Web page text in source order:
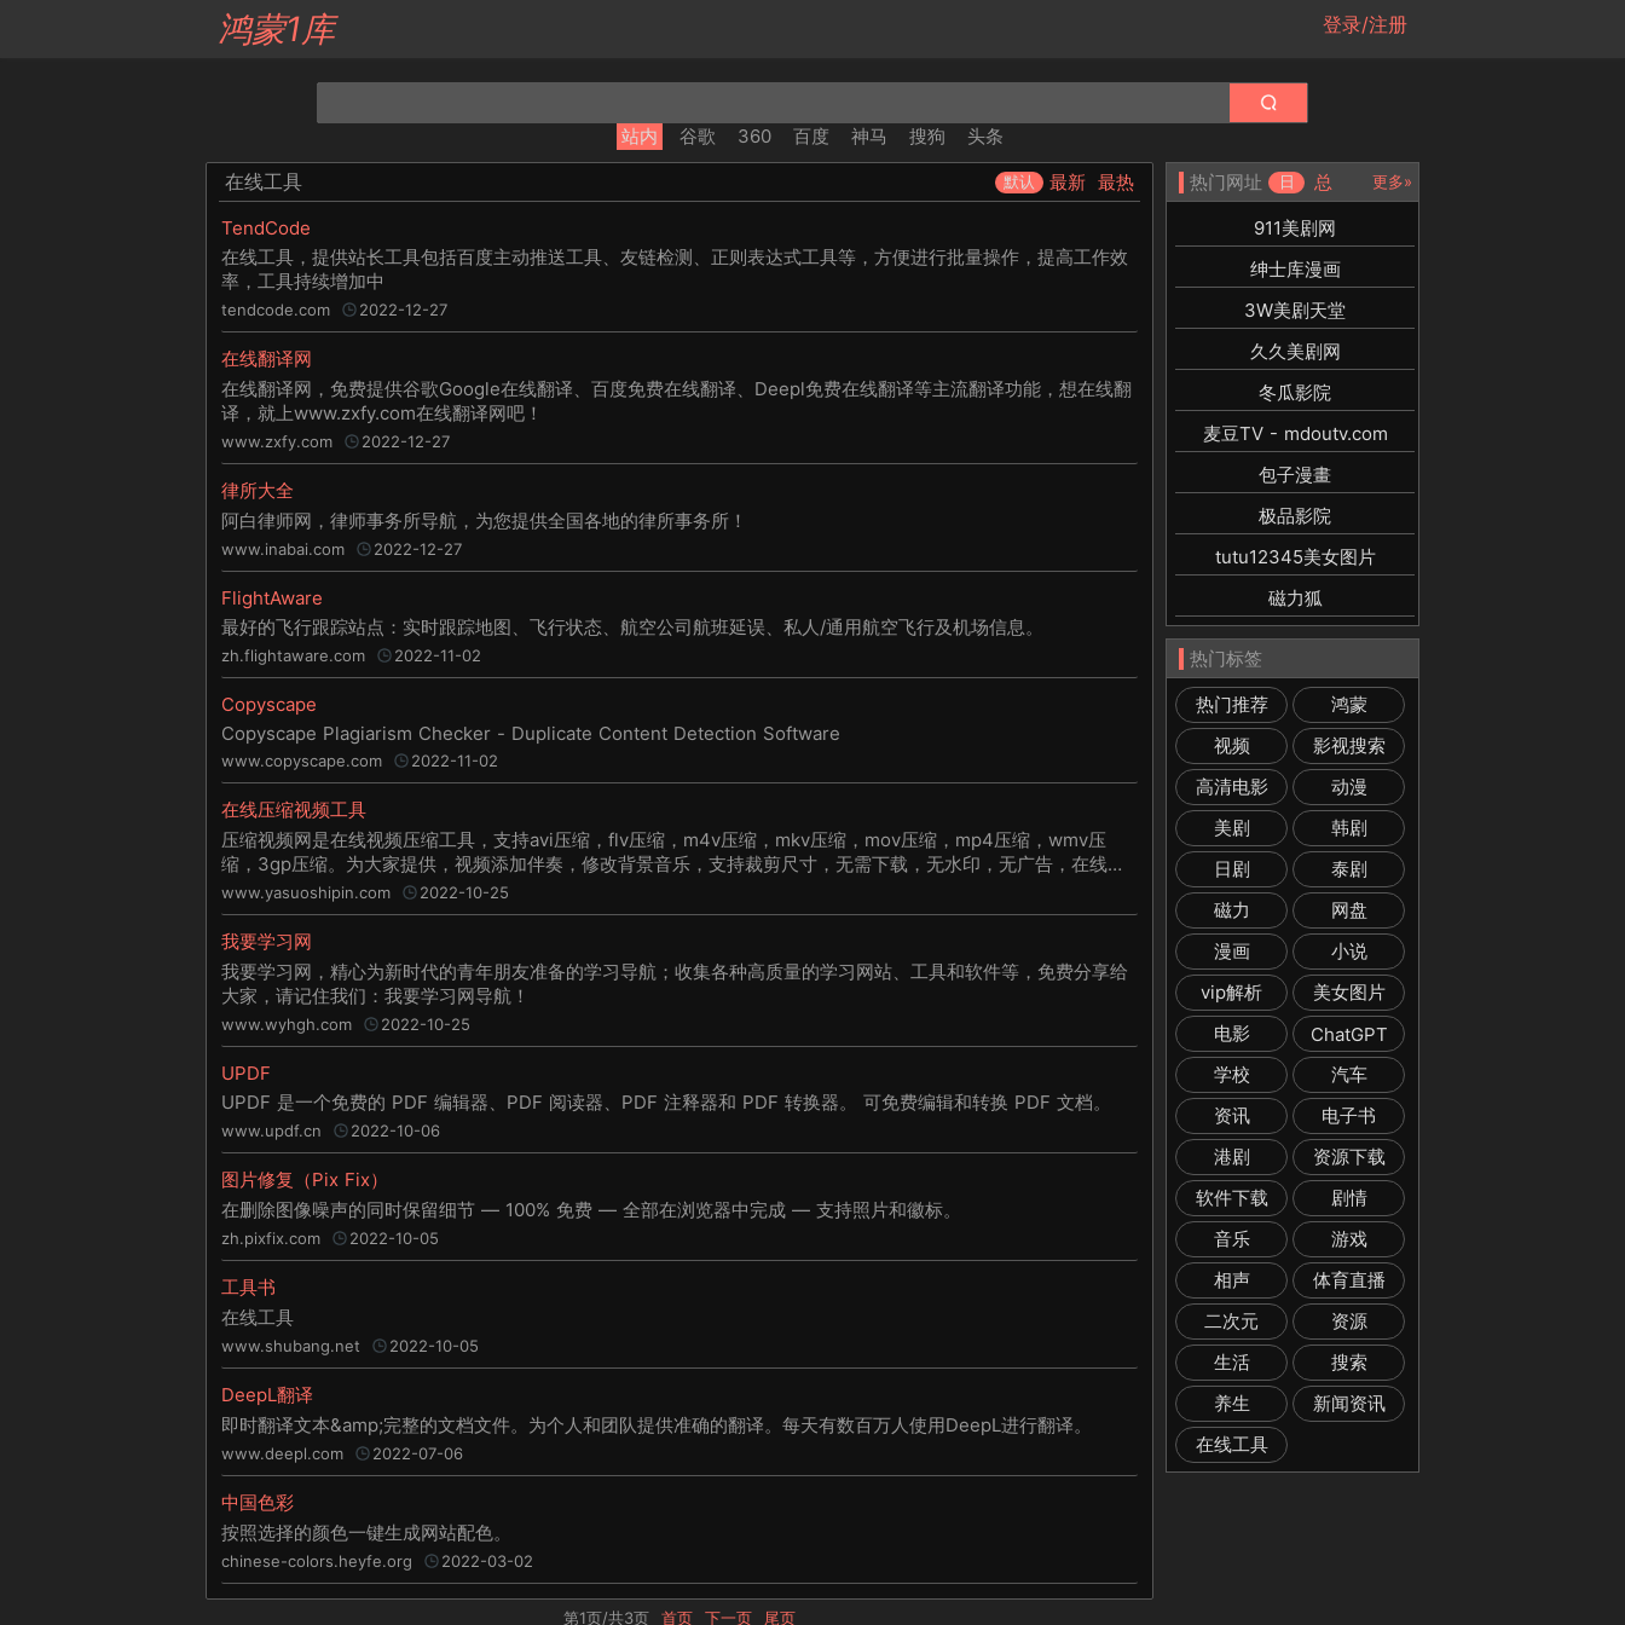
鸿蒙1库 登录/注册
站内 谷歌 360 百度 神马 搜狗 头条
在线工具 默认 最新 最热
TendCode
在线工具，提供站长工具包括百度主动推送工具、友链检测、正则表达式工具等，方便进行批量操作，提高工作效
率，工具持续增加中
tendcode.com 2022-12-27
在线翻译网
在线翻译网，免费提供谷歌Google在线翻译、百度免费在线翻译、Deepl免费在线翻译等主流翻译功能，想在线翻
译，就上www.zxfy.com在线翻译网吧！
www.zxfy.com 2022-12-27
律所大全
阿白律师网，律师事务所导航，为您提供全国各地的律所事务所！
www.inabai.com 2022-12-27
FlightAware
最好的飞行跟踪站点：实时跟踪地图、飞行状态、航空公司航班延误、私人/通用航空飞行及机场信息。
zh.flightaware.com 2022-11-02
Copyscape
Copyscape Plagiarism Checker - Duplicate Content Detection Software
www.copyscape.com 2022-11-02
在线压缩视频工具
压缩视频网是在线视频压缩工具，支持avi压缩，flv压缩，m4v压缩，mkv压缩，mov压缩，mp4压缩，wmv压
缩，3gp压缩。为大家提供，视频添加伴奏，修改背景音乐，支持裁剪尺寸，无需下载，无水印，无广告，在线体
验，无损压缩等服务，压缩后视频仍保持清晰。
www.yasuoshipin.com 2022-10-25
我要学习网
我要学习网，精心为新时代的青年朋友准备的学习导航；收集各种高质量的学习网站、工具和软件等，免费分享给
大家，请记住我们：我要学习网导航！
www.wyhgh.com 2022-10-25
UPDF
UPDF 是一个免费的 PDF 编辑器、PDF 阅读器、PDF 注释器和 PDF 转换器。 可免费编辑和转换 PDF 文档。
www.updf.cn 2022-10-06
图片修复（Pix Fix）
在删除图像噪声的同时保留细节 — 100% 免费 — 全部在浏览器中完成 — 支持照片和徽标。
zh.pixfix.com 2022-10-05
工具书
在线工具
www.shubang.net 2022-10-05
DeepL翻译
即时翻译文本&amp;完整的文档文件。为个人和团队提供准确的翻译。每天有数百万人使用DeepL进行翻译。
www.deepl.com 2022-07-06
中国色彩
按照选择的颜色一键生成网站配色。
chinese-colors.heyfe.org 2022-03-02
第1页/共3页 首页 下一页 尾页
热门网址 日 总 更多»
911美剧网
绅士库漫画
3W美剧天堂
久久美剧网
冬瓜影院
麦豆TV - mdoutv.com
包子漫畫
极品影院
tutu12345美女图片
磁力狐
热门标签
热门推荐
鸿蒙
视频
影视搜索
高清电影
动漫
美剧
韩剧
日剧
泰剧
磁力
网盘
漫画
小说
vip解析
美女图片
电影
ChatGPT
学校
汽车
资讯
电子书
港剧
资源下载
软件下载
剧情
音乐
游戏
相声
体育直播
二次元
资源
生活
搜索
养生
新闻资讯
在线工具